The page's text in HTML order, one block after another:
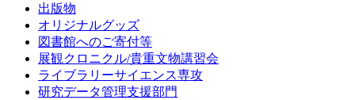
出版物
オリジナルグッズ
図書館へのご寄付等
展観クロニクル/貴重文物講習会
ライブラリーサイエンス専攻
研究データ管理支援部門